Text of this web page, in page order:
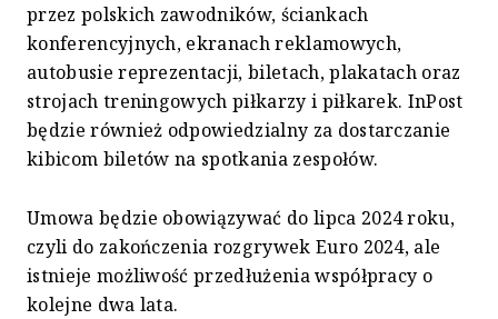
przez polskich zawodników, ściankach
konferencyjnych, ekranach reklamowych,
autobusie reprezentacji, biletach, plakatach oraz
strojach treningowych piłkarzy i piłkarek. InPost
będzie również odpowiedzialny za dostarczanie
kibicom biletów na spotkania zespołów.
Umowa będzie obowiązywać do lipca 2024 roku,
czyli do zakończenia rozgrywek Euro 2024, ale
istnieje możliwość przedłużenia współpracy o
kolejne dwa lata.